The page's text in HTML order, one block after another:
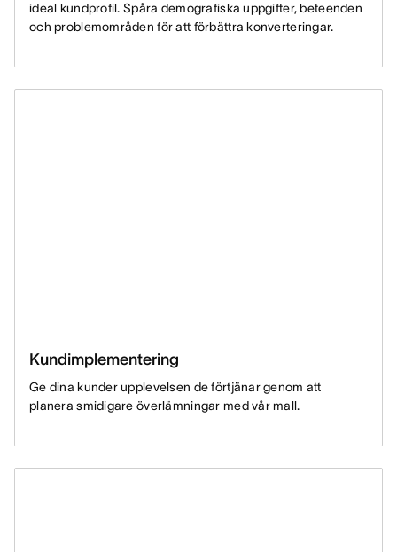
ideal kundprofil. Spåra demografiska uppgifter, beteenden
och problemområden för att förbättra konverteringar.
Kundimplementering
Ge dina kunder upplevelsen de förtjänar genom att
planera smidigare överlämningar med vår mall.